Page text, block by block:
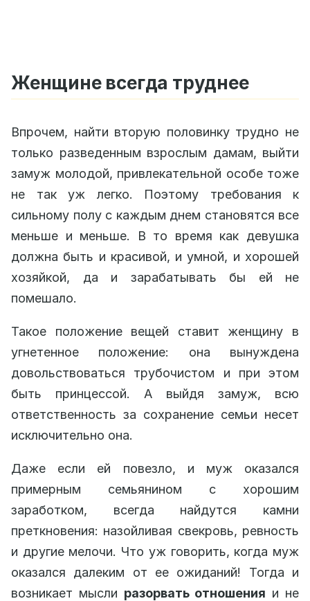
Женщине всегда труднее
Впрочем, найти вторую половинку трудно не
только разведенным взрослым дамам, выйти
замуж молодой, привлекательной особе тоже
не так уж легко. Поэтому требования к
сильному полу с каждым днем становятся все
меньше и меньше. В то время как девушка
должна быть и красивой, и умной, и хорошей
хозяйкой, да и зарабатывать бы ей не
помешало.
Такое положение вещей ставит женщину в
угнетенное положение: она вынуждена
довольствоваться трубочистом и при этом
быть принцессой. А выйдя замуж, всю
ответственность за сохранение семьи несет
исключительно она.
Даже если ей повезло, и муж оказался
примерным семьянином с хорошим
заработком, всегда найдутся камни
преткновения: назойливая свекровь, ревность
и другие мелочи. Что уж говорить, когда муж
оказался далеким от ее ожиданий! Тогда и
возникает мысли разорвать отношения и не